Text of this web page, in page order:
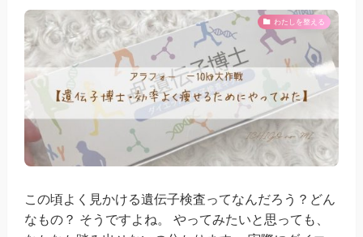
わたしを整える
この頃よく見かける遺伝子検査ってなんだろう？どん
なもの？ そうですよね。 やってみたいと思っても、